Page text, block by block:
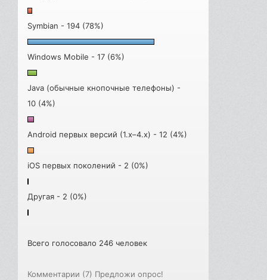
Symbian - 194 (78%)
Windows Mobile - 17 (6%)
Java (обычные кнопочные телефоны) -
10 (4%)
Android первых версий (1.x–4.x) - 12 (4%)
iOS первых поколений - 2 (0%)
Другая - 2 (0%)
Всего голосовало 246 человек
Комментарии (7) Предложи опрос!